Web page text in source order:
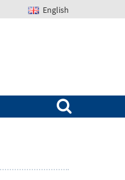
English
Suchen nach: